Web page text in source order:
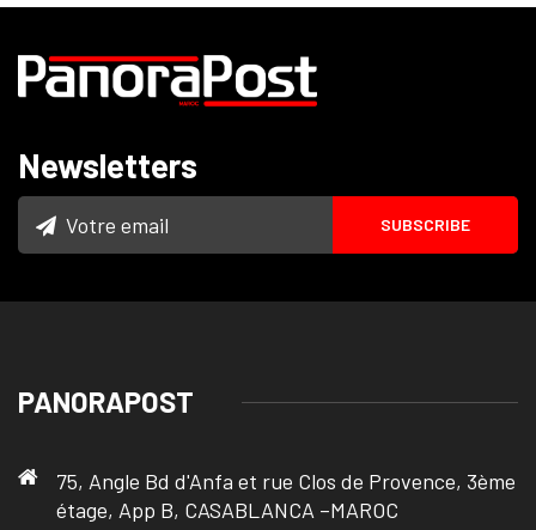
Newsletters
PANORAPOST
75, Angle Bd d'Anfa et rue Clos de Provence, 3ème
étage, App B, CASABLANCA –MAROC